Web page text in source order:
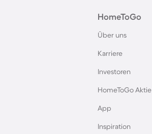
HomeToGo
Über uns
Karriere
Investoren
HomeToGo Aktie
App
Inspiration